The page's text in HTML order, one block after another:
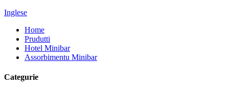
Inglese
Home
Prudutti
Hotel Minibar
Assorbimentu Minibar
Categurie